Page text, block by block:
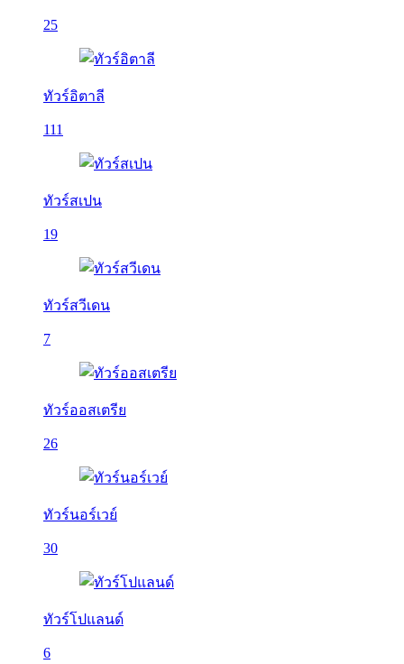
25
ทัวร์อิตาลี
111
ทัวร์สเปน
19
ทัวร์สวีเดน
7
ทัวร์ออสเตรีย
26
ทัวร์นอร์เวย์
30
ทัวร์โปแลนด์
6